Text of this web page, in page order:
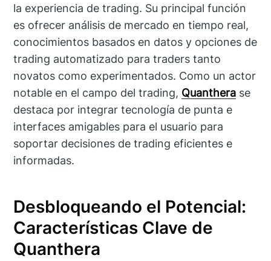
la experiencia de trading. Su principal función
es ofrecer análisis de mercado en tiempo real,
conocimientos basados en datos y opciones de
trading automatizado para traders tanto
novatos como experimentados. Como un actor
notable en el campo del trading, Quanthera se
destaca por integrar tecnología de punta e
interfaces amigables para el usuario para
soportar decisiones de trading eficientes e
informadas.
Desbloqueando el Potencial:
Características Clave de
Quanthera